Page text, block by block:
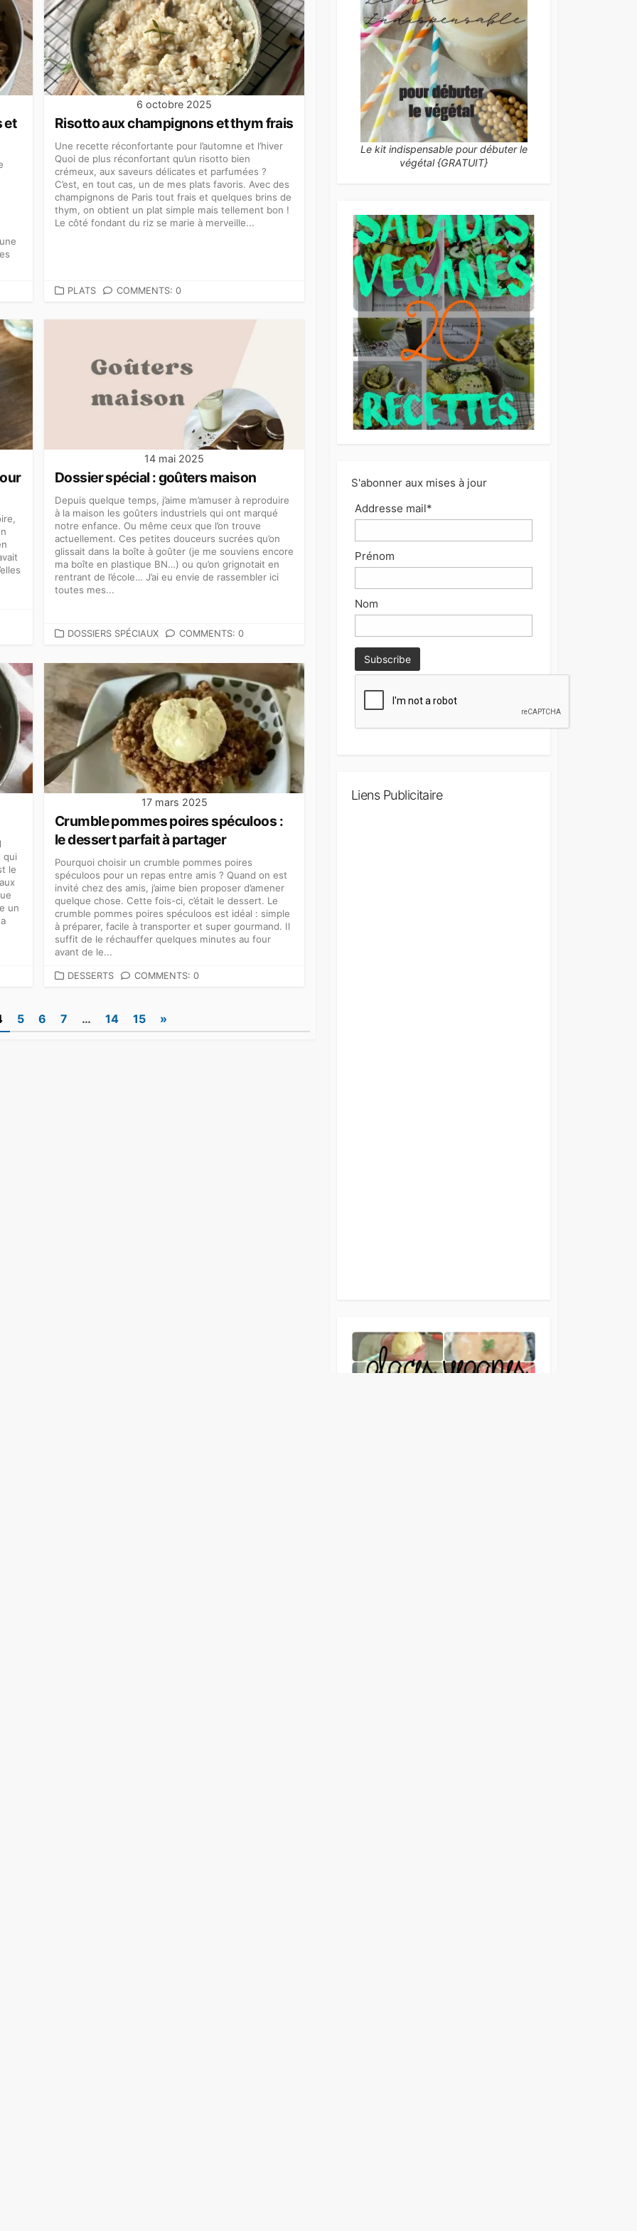
et
6 octobre 2025
Risotto aux champignons et thym frais
Une recette réconfortante pour l’automne et l’hiver
Quoi de plus réconfortant qu’un risotto bien
crémeux, aux saveurs délicates et parfumées ?
C’est, en tout cas, un de mes plats favoris. Avec des
champignons de Paris tout frais et quelques brins de
thym, on obtient un plat simple mais tellement bon !
Le côté fondant du riz se marie à merveille...
CATEGORIES
PLATS COMMENTS: 0
14 mai 2025
Dossier spécial : goûters maison
Depuis quelque temps, j’aime m’amuser à reproduire
à la maison les goûters industriels qui ont marqué
notre enfance. Ou même ceux que l’on trouve
actuellement. Ces petites douceurs sucrées qu’on
glissait dans la boîte à goûter (je me souviens encore
ma boîte en plastique BN…) ou qu’on grignotait en
rentrant de l’école… J’ai eu envie de rassembler ici
toutes mes...
CATEGORIES
DOSSIERS SPÉCIAUX COMMENTS: 0
qui
le
un
17 mars 2025
Crumble pommes poires spéculoos :
le dessert parfait à partager
Pourquoi choisir un crumble pommes poires
spéculoos pour un repas entre amis ? Quand on est
invité chez des amis, j’aime bien proposer d’amener
quelque chose. Cette fois-ci, c’était le dessert. Le
crumble pommes poires spéculoos est idéal : simple
à préparer, facile à transporter et super gourmand. Il
suffit de le réchauffer quelques minutes au four
avant de le...
CATEGORIES
DESSERTS COMMENTS: 0
5 6 7 … 14 15 »
Le kit indispensable pour débuter le
végétal {GRATUIT}
S'abonner aux mises à jour
Addresse mail*
Prénom
Nom
Liens Publicitaire